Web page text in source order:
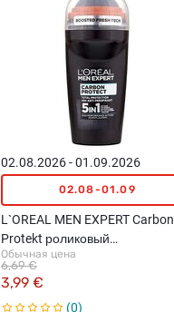
02.08.2026 - 01.09.2026
02.08-01.09
L`OREAL MEN EXPERT Carbon
Protekt роликовый
антиперспирант, 50мл
Обычная цена
3,99 €
6,69 €
0